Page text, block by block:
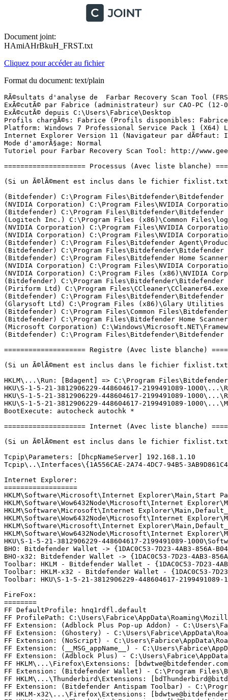
Document joint:
HAmiAHrBkuH_FRST.txt
Cliquez pour accéder au fichier
Format du document: text/plain
RÃ©sultats d'analyse de  Farbar Recovery Scan Tool (FRST) (x64) Version: 02.01.2018
ExÃ©cutÃ© par Fabrice (administrateur) sur CAO-PC (12-01-2018 07:18:32)
ExÃ©cutÃ© depuis C:\Users\Fabrice\Desktop
Profils chargÃ©s: Fabrice (Profils disponibles: Fabrice & utilisateur)
Platform: Windows 7 Professional Service Pack 1 (X64) Langue: FranÃ§ais (France)
Internet Explorer Version 11 (Navigateur par dÃ©faut: IE)
Mode d'amorÃ§age: Normal
Tutoriel pour Farbar Recovery Scan Tool: http://www.geekstogo.com/forum/topic/335081-frst-tutorial-how-to-use-farbar-recovery-scan-tool/

==================== Processus (Avec liste blanche) =================

(Si un Ã©lÃ©ment est inclus dans le fichier fixlist.txt, le processus sera arrÃªtÃ©. Le fichier ne sera pas dÃ©placÃ©.)

(Bitdefender) C:\Program Files\Bitdefender\Bitdefender Security\vsserv.exe
(NVIDIA Corporation) C:\Program Files\NVIDIA Corporation\Display.NvContainer\NVDisplay.Container.exe
(Bitdefender) C:\Program Files\Bitdefender\Bitdefender Device Management\DevMgmtService.exe
(Logitech Inc.) C:\Program Files (x86)\Common Files\logishrd\LVMVFM\UMVPFSrv.exe
(NVIDIA Corporation) C:\Program Files\NVIDIA Corporation\NvContainer\nvcontainer.exe
(NVIDIA Corporation) C:\Program Files\NVIDIA Corporation\GeForce Experience Service\nvwirelesscontroller.exe
(Bitdefender) C:\Program Files\Bitdefender Agent\ProductAgentService.exe
(Bitdefender) C:\Program Files\Bitdefender\Bitdefender Security\updatesrv.exe
(Bitdefender) C:\Program Files\Bitdefender Home Scanner\hvasrv.exe
(NVIDIA Corporation) C:\Program Files\NVIDIA Corporation\Display.NvContainer\NVDisplay.Container.exe
(NVIDIA Corporation) C:\Program Files (x86)\NVIDIA Corporation\NvContainer\nvcontainer.exe
(Bitdefender) C:\Program Files\Bitdefender\Bitdefender Security\bdagent.exe
(Piriform Ltd) C:\Program Files\CCleaner\CCleaner64.exe
(Bitdefender) C:\Program Files\Bitdefender\Bitdefender Security\bdwtxag.exe
(Glarysoft Ltd) C:\Program Files (x86)\Glary Utilities 5\Integrator.exe
(Bitdefender) C:\Program Files\Common Files\Bitdefender\SetupInformation\Bitdefender RedLine\bdredline.exe
(Bitdefender) C:\Program Files\Bitdefender Home Scanner\hvaag.exe
(Microsoft Corporation) C:\Windows\Microsoft.NET\Framework64\v4.0.30319\mscorsvw.exe
(Bitdefender) C:\Program Files\Bitdefender\Bitdefender Security\downloader.exe

==================== Registre (Avec liste blanche) ===========================

(Si un Ã©lÃ©ment est inclus dans le fichier fixlist.txt, l'Ã©lÃ©ment de Registre sera restaurÃ© Ã  la valeur par dÃ©faut ou supprimÃ©. Le fichier ne sera pas dÃ©placÃ©.)

HKLM\...\Run: [Bdagent] => C:\Program Files\Bitdefender\Bitdefender Security\bdagent.exe [321232 2017-12-15] (Bitdefender)
HKU\S-1-5-21-3812906229-448604617-2199491089-1000\...\Run: [CCleaner Monitoring] => C:\Program Files\CCleaner\CCleaner64.exe [10249048 2017-12-13] (Piriform Ltd)
HKU\S-1-5-21-3812906229-448604617-2199491089-1000\...\Run: [GUDelayStartup] => C:\Program Files (x86)\Glary Utilities 5\StartupManager.exe [44016 2018-01-08] (Glarysoft Ltd)
HKU\S-1-5-21-3812906229-448604617-2199491089-1000\...\MountPoints2: {2dcff582-8d8c-11e6-bc00-c8be193ad39e} - "H:\WD SmartWare.exe" autoplay=true
BootExecute: autocheck autochk *  

==================== Internet (Avec liste blanche) ====================

(Si un Ã©lÃ©ment est inclus dans le fichier fixlist.txt, s'il s'agit d'un Ã©lÃ©ment du Registre, il sera supprimÃ© ou restaurÃ© Ã  la valeur par dÃ©faut.)

Tcpip\Parameters: [DhcpNameServer] 192.168.1.10
Tcpip\..\Interfaces\{1A556CAE-2A74-4DC7-94B5-3AB9D861C4F4}: [DhcpNameServer] 192.168.1.10

Internet Explorer:
==================
HKLM\Software\Microsoft\Internet Explorer\Main,Start Page = about:blank
HKLM\Software\Wow6432Node\Microsoft\Internet Explorer\Main,Start Page = about:blank
HKLM\Software\Microsoft\Internet Explorer\Main,Default_Page_URL = 
HKLM\Software\Wow6432Node\Microsoft\Internet Explorer\Main,Default_Page_URL = 
HKLM\Software\Microsoft\Internet Explorer\Main,Default_Search_URL = 
HKLM\Software\Wow6432Node\Microsoft\Internet Explorer\Main,Default_Search_URL = 
HKU\S-1-5-21-3812906229-448604617-2199491089-1000\Software\Microsoft\Internet Explorer\Main,Start Page = about:blank
BHO: Bitdefender Wallet -> {1DAC0C53-7D23-4AB3-856A-B04D98CD982A} -> C:\Program Files\Bitdefender\Bitdefender Security\pmbxie.dll [2017-12-15] (Bitdefender)
BHO-x32: Bitdefender Wallet -> {1DAC0C53-7D23-4AB3-856A-B04D98CD982A} -> C:\Program Files\Bitdefender\Bitdefender Security\Antispam32\pmbxie.dll [2017-12-15] (Bitdefender)
Toolbar: HKLM - Bitdefender Wallet - {1DAC0C53-7D23-4AB3-856A-B04D98CD982A} - C:\Program Files\Bitdefender\Bitdefender Security\pmbxie.dll [2017-12-15] (Bitdefender)
Toolbar: HKLM-x32 - Bitdefender Wallet - {1DAC0C53-7D23-4AB3-856A-B04D98CD982A} - C:\Program Files\Bitdefender\Bitdefender Security\Antispam32\pmbxie.dll [2017-12-15] (Bitdefender)
Toolbar: HKU\S-1-5-21-3812906229-448604617-2199491089-1000 -> Bitdefender Wallet - {1DAC0C53-7D23-4AB3-856A-B04D98CD982A} - C:\Program Files\Bitdefender\Bitdefender Security\pmbxie.dll [2017-12-15] (Bitdefender)

FireFox:
========
FF DefaultProfile: hnq1rdfl.default
FF ProfilePath: C:\Users\Fabrice\AppData\Roaming\Mozilla\Firefox\Profiles\hnq1rdfl.default [2018-01-12]
FF Extension: (Adblock Plus Pop-up Addon) - C:\Users\Fabrice\AppData\Roaming\Mozilla\Firefox\Profiles\hnq1rdfl.default\Extensions\adblockpopups@jessehakanen.net.xpi [2016-10-09] [Legacy]
FF Extension: (Ghostery) - C:\Users\Fabrice\AppData\Roaming\Mozilla\Firefox\Profiles\hnq1rdfl.default\Extensions\firefox@ghostery.com.xpi [2016-10-09]
FF Extension: (NoScript) - C:\Users\Fabrice\AppData\Roaming\Mozilla\Firefox\Profiles\hnq1rdfl.default\Extensions\{73a6fe31-595d-460b-a920-fcc0f8843232}.xpi [2017-11-23]
FF Extension: (__MSG_appName__) - C:\Users\Fabrice\AppData\Roaming\Mozilla\Firefox\Profiles\hnq1rdfl.default\Extensions\{a0d7ccb3-214d-498b-b4aa-0e8fda9a7bf7}.xpi [2017-11-23]
FF Extension: (Adblock Plus) - C:\Users\Fabrice\AppData\Roaming\Mozilla\Firefox\Profiles\hnq1rdfl.default\Extensions\{d10d0bf8-f5b5-c8b4-a8b2-2b9879e08c5d}.xpi [2017-11-23]
FF HKLM\...\Firefox\Extensions: [bdwtwe@bitdefender.com] - C:\Program Files\Bitdefender\Bitdefender Security\bdwteff
FF Extension: (Bitdefender Wallet) - C:\Program Files\Bitdefender\Bitdefender Security\bdwteff [2017-08-29]
FF HKLM\...\Thunderbird\Extensions: [bdThunderbird@bitdefender.com] - C:\Program